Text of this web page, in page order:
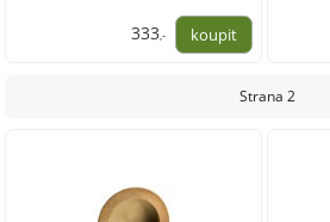
333,-
Strana 2